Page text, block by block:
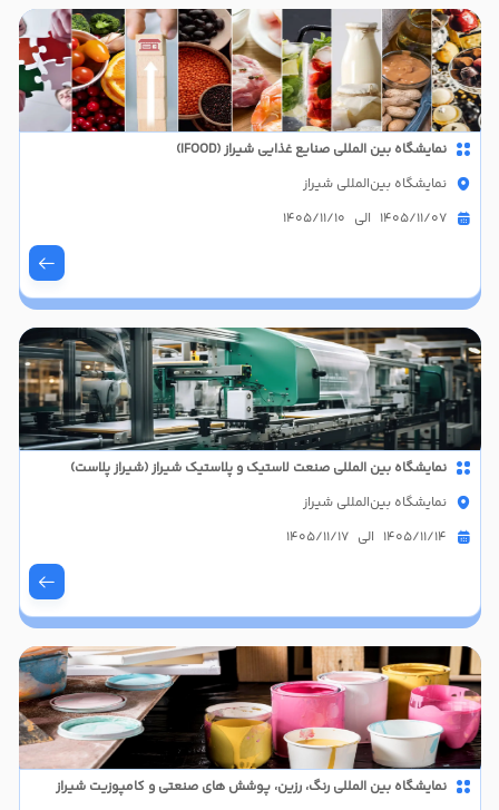
نمایشگاه بین المللی صنایع غذایی شیراز (IFOOD)
نمایشگاه بین‌المللی شیراز
1405/11/07 الی 1405/11/10
نمایشگاه بین المللی صنعت لاستیک و پلاستیک شیراز (شیراز پلاست)
نمایشگاه بین‌المللی شیراز
1405/11/14 الی 1405/11/17
نمایشگاه بین المللی رنگ، رزین، پوشش های صنعتی و کامپوزیت شیراز